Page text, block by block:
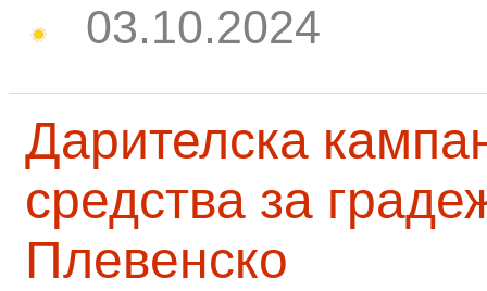
03.10.2024
Дарителска
средства за
Плевенско